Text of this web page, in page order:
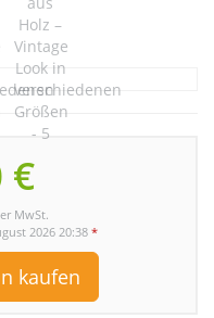
€
MwSt.
2026 20:38 *
kaufen